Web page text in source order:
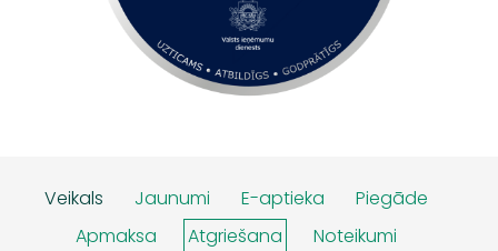
Veikals Jaunumi E-aptieka
Piegāde
Apmaksa
Atgriešana
Noteikumi